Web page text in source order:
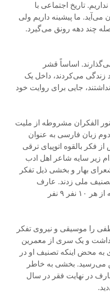
تاریخ اجتماعی با
ما پیشینه داریم ولی
چند دهه رونق می‌گیرد.
اساساً قشر
زندگی می‌کردند، داخل یک
جایی برای روایت خود
الفکران مشروطه از ملیت
زبان فارسی به عنوان
فکر بالقوه اتوپیای ترقی
زیر سایه شاعر اهل ادب
بهار و بخشی ذیل تفکر
تصنیف ملی زدند. عارف
قزوینی در دیوان خودش می‌گوید: من زمانی تصنیف ملی ساختم که از هر ۱۰ نفر ۹ نفر
را موسیقی و نیروی تفکر
چیزی حدود ۲۰ سال از ۱۲۸۰ تا ۱۳۰۱ دوام داشت و یک سری از معمرین
به محض اینکه تصنیف او در
می‌رسید. بخشی به خاطر
در نهایت فقر در سال